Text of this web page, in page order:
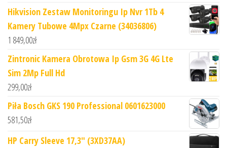
Hikvision Zestaw Monitoringu Ip Nvr 1Tb 4
Kamery Tubowe 4Mpx Czarne (34036806)
1 849,00zł
Zintronic Kamera Obrotowa Ip Gsm 3G 4G Lte
Sim 2Mp Full Hd
299,00zł
Piła Bosch GKS 190 Professional 0601623000
581,50zł
HP Carry Sleeve 17,3" (3XD37AA)